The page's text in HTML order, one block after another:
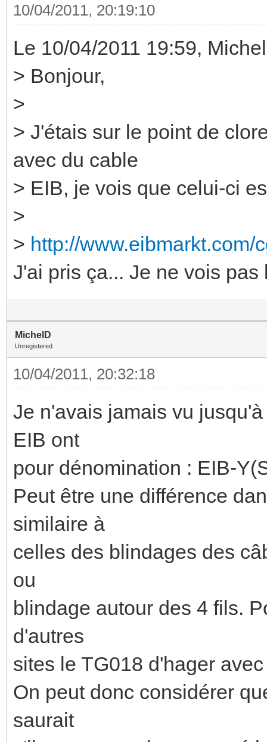
10/04/2011, 20:19:10
Le 10/04/2011 19:59,
> Bonjour,
>
> J'étais sur le point de
avec du cable
> EIB, je vois que celui-ci
>
> http://www.eibmarkt.com/
J'ai pris ça... Je ne vois
MichelD
Unregistered
10/04/2011, 20:32:18
Je n'avais jamais vu
EIB ont
pour dénomination : EIB-
Peut être une différence
similaire à
celles des blindages des
ou
blindage autour des 4 fils.
d'autres
sites le TG018 d'hager
On peut donc considérer
saurait